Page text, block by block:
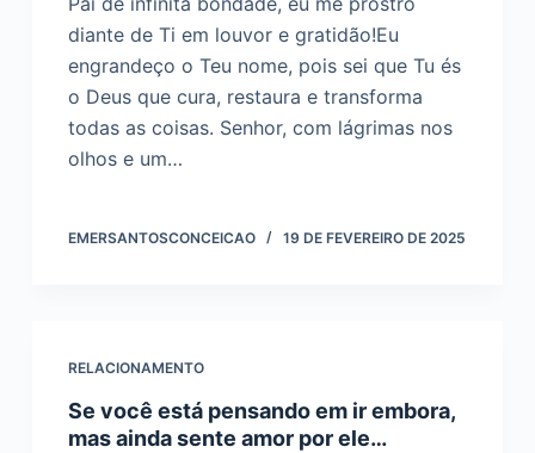
diante de Ti em louvor e gratidão!Eu
engrandeço o Teu nome, pois sei que Tu és
o Deus que cura, restaura e transforma
todas as coisas. Senhor, com lágrimas nos
olhos e um…
EMERSANTOSCONCEICAO 19 DE FEVEREIRO DE 2025
RELACIONAMENTO
Se você está pensando em ir embora,
mas ainda sente amor por ele…